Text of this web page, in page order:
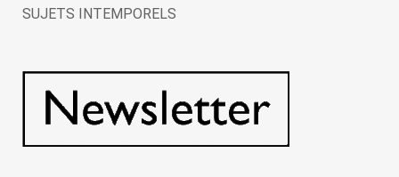
SUJETS INTEMPORELS